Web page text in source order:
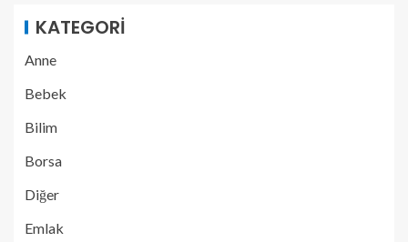
KATEGORI
Anne
Bebek
Bilim
Borsa
Diğer
Emlak